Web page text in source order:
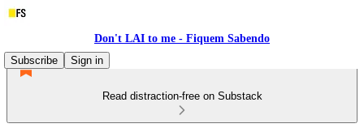
Don't LAI to me - Fiquem Sabendo
Subscribe
Sign in
Read distraction-free on Substack